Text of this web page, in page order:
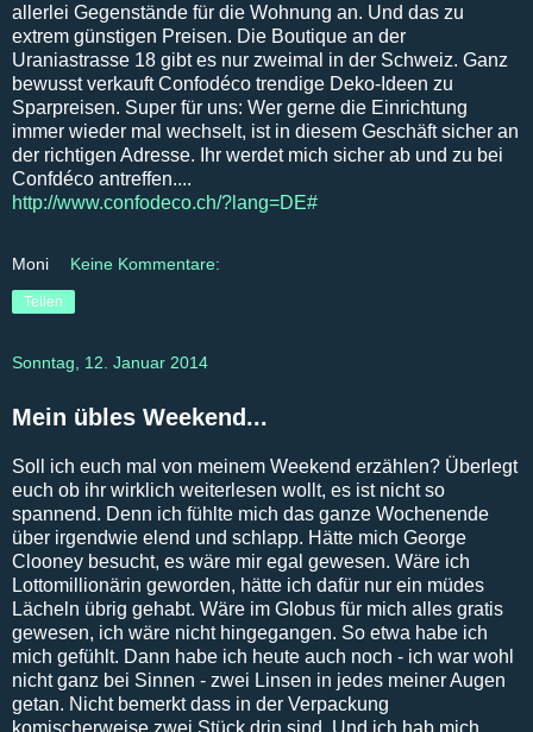
allerlei Gegenstände für die Wohnung an. Und das zu
extrem günstigen Preisen. Die Boutique an der
Uraniastrasse 18 gibt es nur zweimal in der Schweiz. Ganz
bewusst verkauft Confodéco trendige Deko-Ideen zu
Sparpreisen. Super für uns: Wer gerne die Einrichtung
immer wieder mal wechselt, ist in diesem Geschäft sicher an
der richtigen Adresse. Ihr werdet mich sicher ab und zu bei
Confdéco antreffen....
http://www.confodeco.ch/?lang=DE#
Moni Keine Kommentare:
Teilen
Sonntag, 12. Januar 2014
Mein übles Weekend...
Soll ich euch mal von meinem Weekend erzählen? Überlegt
euch ob ihr wirklich weiterlesen wollt, es ist nicht so
spannend. Denn ich fühlte mich das ganze Wochenende
über irgendwie elend und schlapp. Hätte mich George
Clooney besucht, es wäre mir egal gewesen. Wäre ich
Lottomillionärin geworden, hätte ich dafür nur ein müdes
Lächeln übrig gehabt. Wäre im Globus für mich alles gratis
gewesen, ich wäre nicht hingegangen. So etwa habe ich
mich gefühlt. Dann habe ich heute auch noch - ich war wohl
nicht ganz bei Sinnen - zwei Linsen in jedes meiner Augen
getan. Nicht bemerkt dass in der Verpackung
komischerweise zwei Stück drin sind. Und ich hab mich